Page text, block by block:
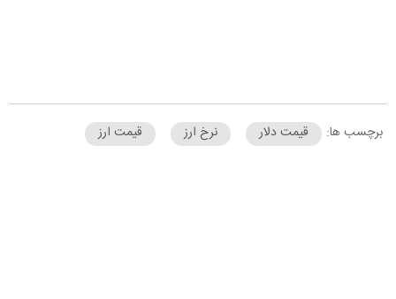
برچسب ها: قیمت دلار نرخ ارز قیمت ارز